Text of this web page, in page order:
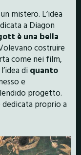
mistero. L’idea
a Diagon
è una bella
costruire
come nei film,
di quanto
e
progetto.
dedicata proprio a